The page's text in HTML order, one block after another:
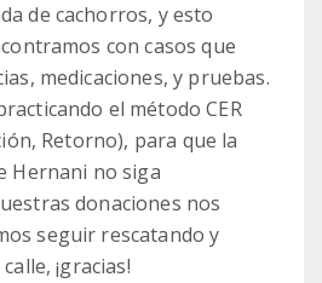
de cachorros, y esto
con casos que
medicaciones, y pruebas.
el método CER
Retorno), para que la
Hernani no siga
donaciones nos
seguir rescatando y
¡gracias!